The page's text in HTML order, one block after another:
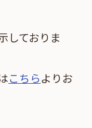
しておりま
こちらよりお